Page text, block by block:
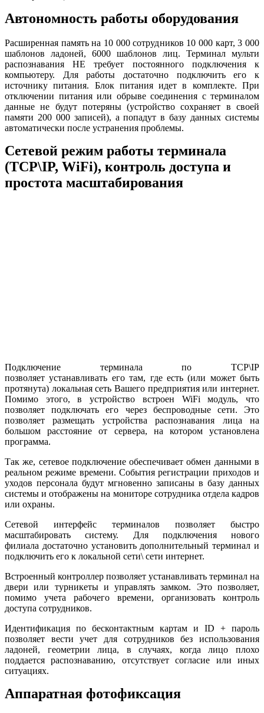
Автономность работы оборудования
Расширенная память на 10 000 сотрудников 10 000 карт, 3 000
шаблонов ладоней, 6000 шаблонов лиц. Терминал мульти
распознавания НЕ требует постоянного подключения к
компьютеру. Для работы достаточно подключить его к
источнику питания. Блок питания идет в комплекте. При
отключении питания или обрыве соединения с терминалом
данные не будут потеряны (устройство сохраняет в своей
памяти 200 000 записей), а попадут в базу данных системы
автоматически после устранения проблемы.
Сетевой режим работы терминала
(TCP\IP, WiFi), контроль доступа и
простота масштабирования
Подключение терминала по TCP\IP
позволяет устанавливать его там, где есть (или может быть
протянута) локальная сеть Вашего предприятия или интернет.
Помимо этого, в устройство встроен WiFi модуль, что
позволяет подключать его через беспроводные сети. Это
позволяет размещать устройства распознавания лица на
большом расстояние от сервера, на котором установлена
программа.
Так же, сетевое подключение обеспечивает обмен данными в
реальном режиме времени. События регистрации приходов и
уходов персонала будут мгновенно записаны в базу данных
системы и отображены на мониторе сотрудника отдела кадров
или охраны.
Сетевой интерфейс терминалов позволяет быстро
масштабировать систему. Для подключения нового
филиала достаточно установить дополнительный терминал и
подключить его к локальной сети\ сети интернет.
Встроенный контроллер позволяет устанавливать терминал на
двери или турникеты и управлять замком. Это позволяет,
помимо учета рабочего времени, организовать контроль
доступа сотрудников.
Идентификация по бесконтактным картам и ID + пароль
позволяет вести учет для сотрудников без использования
ладоней, геометрии лица, в случаях, когда лицо плохо
поддается распознаванию, отсутствует согласие или иных
ситуациях.
Аппаратная фотофиксация